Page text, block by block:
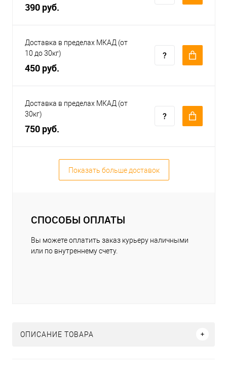
390 руб.
Доставка в пределах МКАД (от
10 до 30кг)
450 руб.
Доставка в пределах МКАД (от
30кг)
750 руб.
Показать больше доставок
СПОСОБЫ ОПЛАТЫ
Вы можете оплатить заказ курьеру наличными
или по внутреннему счету.
ОПИСАНИЕ ТОВАРА